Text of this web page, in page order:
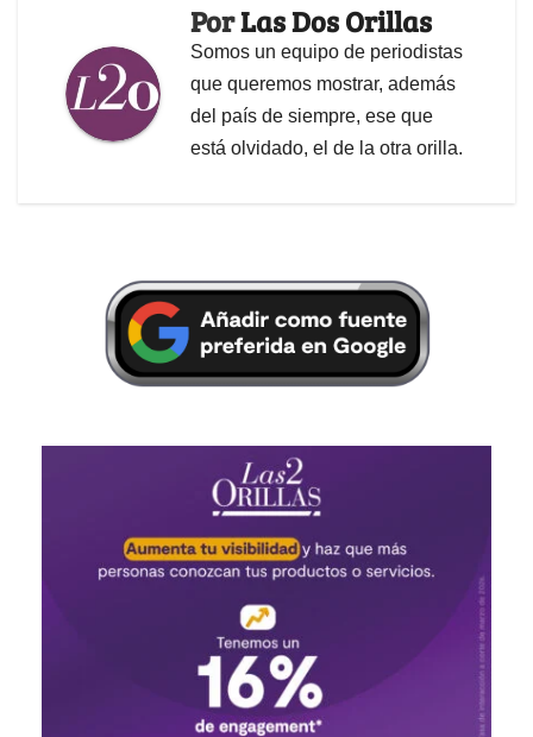
PorLas Dos Orillas
Somos un equipo de periodistas
que queremos mostrar, además
del país de siempre, ese que
está olvidado, el de la otra orilla.